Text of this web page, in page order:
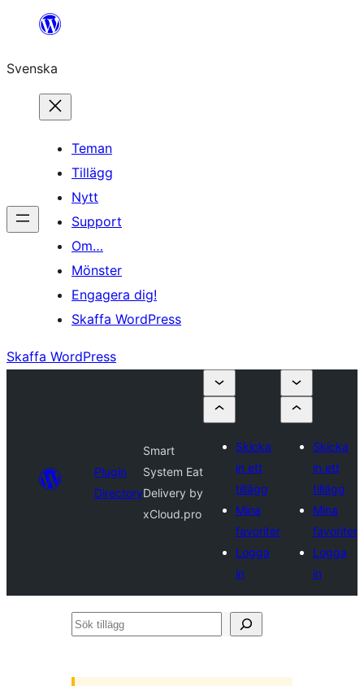
Hoppa
innehåll
Svenska
Teman
Tillägg
Nytt
Support
Om…
Mönster
Engagera dig!
Skaffa WordPress
Skaffa WordPress
Plugin
Directory
Smart
System Eat
Delivery by
xCloud.pro
Skicka
in ett
tillägg
Mina
favoriter
Logga
in
Skicka
in ett
tillägg
Mina
favoriter
Logga
in
Sök